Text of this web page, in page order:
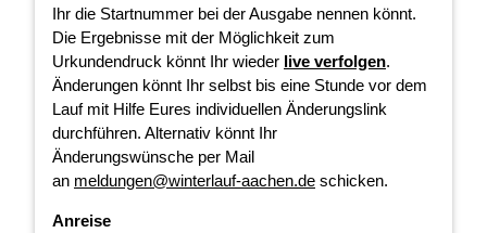
Ihr die Startnummer bei der Ausgabe nennen könnt.
Die Ergebnisse mit der Möglichkeit zum
Urkundendruck könnt Ihr wieder live verfolgen.
Änderungen könnt Ihr selbst bis eine Stunde vor dem
Lauf mit Hilfe Eures individuellen Änderungslink
durchführen. Alternativ könnt Ihr
Änderungswünsche per Mail
an meldungen@winterlauf-aachen.de schicken.
Anreise